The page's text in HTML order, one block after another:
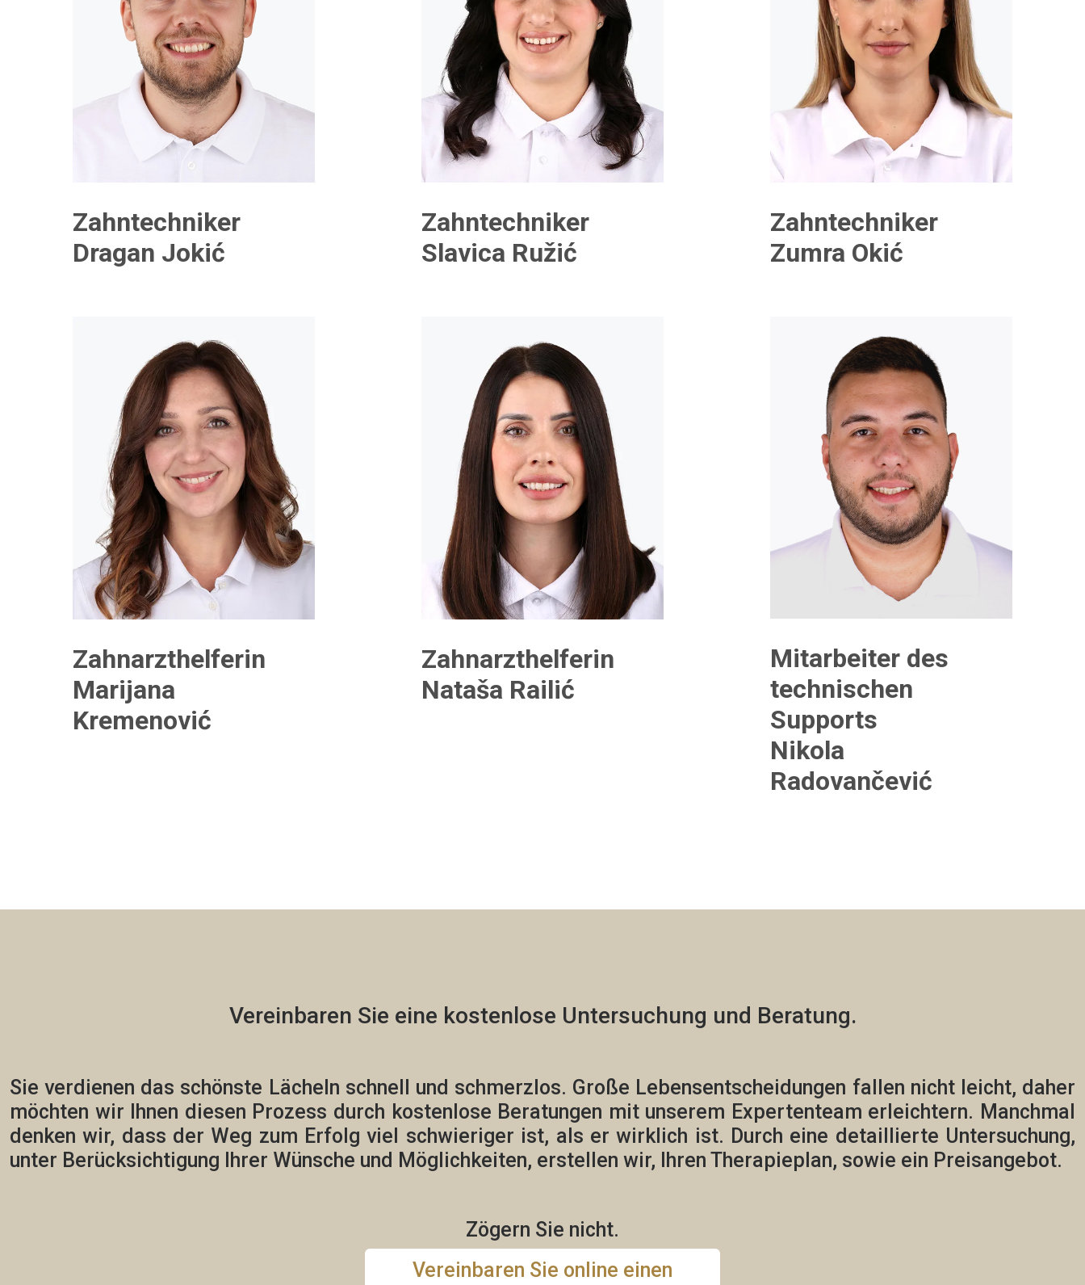
Zahntechniker
Dragan Jokić
Zahntechniker
Slavica Ružić
Zahntechniker
Zumra Okić
Zahnarzthelferin
Marijana
Kremenović
Zahnarzthelferin
Nataša Railić
Mitarbeiter des
technischen
Supports
Nikola
Radovančević
Vereinbaren Sie eine kostenlose Untersuchung und Beratung.
Sie verdienen das schönste Lächeln schnell und schmerzlos. Große Lebensentscheidungen fallen nicht leicht, daher
möchten wir Ihnen diesen Prozess durch kostenlose Beratungen mit unserem Expertenteam erleichtern. Manchmal
denken wir, dass der Weg zum Erfolg viel schwieriger ist, als er wirklich ist. Durch eine detaillierte Untersuchung,
unter Berücksichtigung Ihrer Wünsche und Möglichkeiten, erstellen wir,
Ihren Therapieplan, sowie ein Preisangebot.
Zögern Sie nicht.
Vereinbaren Sie online einen